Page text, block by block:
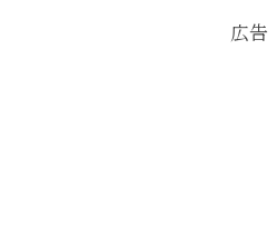
広告